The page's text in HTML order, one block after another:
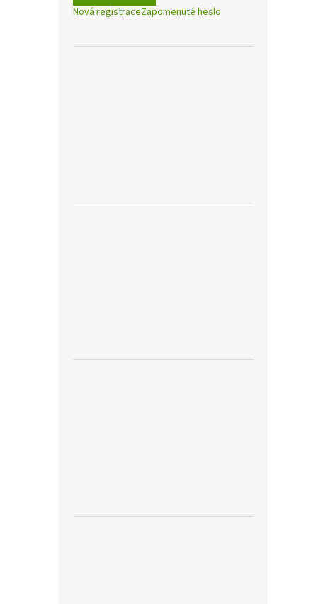
Nová registraceZapomenuté heslo